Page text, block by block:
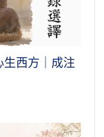
生西方｜成注